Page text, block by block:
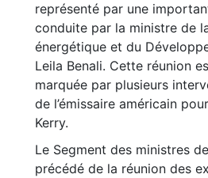
représenté par une
conduite par la ministre de
énergétique et du
Leila Benali. Cette réunion
marquée par plusieurs
de l’émissaire américain
Kerry.
Le Segment des ministres
précédé de la réunion des